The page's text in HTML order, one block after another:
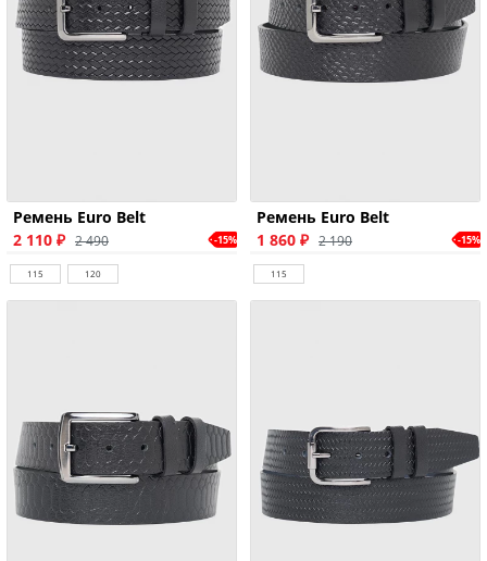
Ремень Euro Belt
2 110 ₽ 2 490 -15%
115 120
Ремень Euro Belt
1 860 ₽ 2 190 -15%
115